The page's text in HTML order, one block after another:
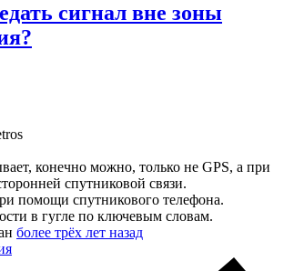
сигнал вне зоны
конечно можно, только не GPS, а при
спутниковой связи.
помощи спутникового телефона.
в гугле по ключевым словам.
более трёх лет назад